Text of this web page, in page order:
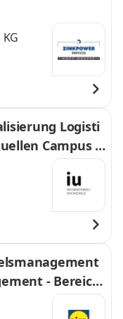
Logisti
Campus -
- Bereich